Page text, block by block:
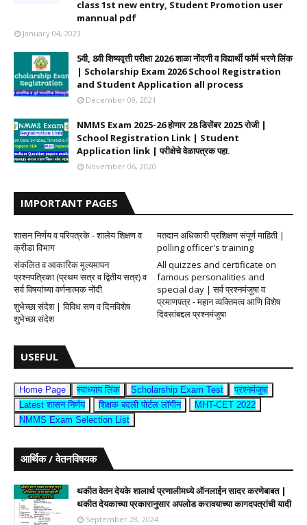
class 1st new entry, Student Promotion user
mannual pdf
January 04, 2023
5वी, 8वी शिष्यवृत्ती परीक्षा 2026 शाळा नोंदणी व विद्यार्थी फॉर्म भरणे लिंक
| Scholarship Exam 2026 School Registration
and Student Application all process
December 09, 2021
NMMS Exam 2025-26 होणार 28 डिसेंबर 2025 रोजी |
School Registration Link | Student
Application link | परीक्षेचे वेळापत्रक पहा.
November 06, 2020
IMPORTANT PAGES
शासन निर्णय व परिपत्रके - शालेय शिक्षण व
क्रीडा विभाग
मतदान अधिकारी प्रशिक्षण संपूर्ण माहिती |
polling officer's training
संकलित व आकारिक मूल्यमापन
प्रश्नपत्रिका (प्रथम सत्र व द्वितीय सत्र) व
सर्व विषयांच्या वर्णनात्मक नोंदी
All quizzes and certificate on
famous personalities and
special day | सर्व प्रश्नमंजुषा व
प्रमाणपत्र - महान व्यक्तिमत्व आणि विशेष
दिवसांबद्दल प्रश्नमंजुषा
शुभेच्छा संदेश | विविध सण व दिनविशेष
शुभेच्छा संदेश
USEFUL
Home Page स्वाध्याय लिंक Scholarship Exam Test
प्रश्नमंजुषा
Latest शासन निर्णय
शिक्षक बदली पोर्टल लॉगीन
MHT-CET 2022
NMMS Exam Selection List
आर्थिक / वेतनविषयक
थकीत वेतन देयके शालार्थ प्रणालीमध्ये ऑनलाईन सादर करणेबाबत |
थकीत देयकाच्या प्रकारानुसार अपलोड करावयाच्या कागदपत्रांची यादी
September 28, 2024